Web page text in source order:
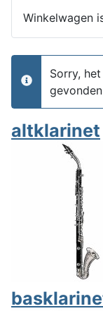
Winkelwagen
info
Sorry,
gevonden
altklarinet